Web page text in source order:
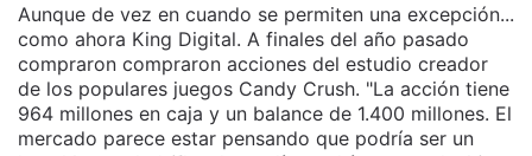
Aunque de vez en cuando se permiten una excepción...
como ahora King Digital. A finales del año pasado
compraron compraron acciones del estudio creador
de los populares juegos Candy Crush. "La acción tiene
964 millones en caja y un balance de 1.400 millones. El
mercado parece estar pensando que podría ser un